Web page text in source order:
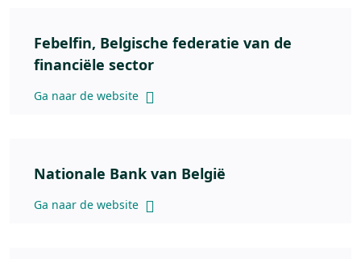
Febelfin, Belgische federatie van de
financiële sector
Ga naar de website
Nationale Bank van België
Ga naar de website